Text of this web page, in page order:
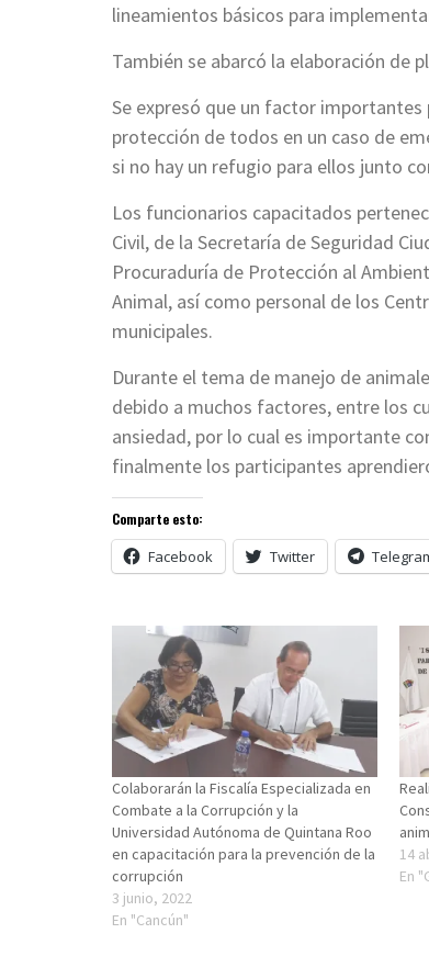
lineamientos básicos para
También se abarcó la elaboración de
Se expresó que un factor
protección de todos en un caso de
si no hay un refugio para ellos junto
Los funcionarios capacitados
Civil, de la Secretaría de Seguridad
Procuraduría de Protección al
Animal, así como personal de los
municipales.
Durante el tema de manejo de
debido a muchos factores, entre los
ansiedad, por lo cual es importante
finalmente los participantes
Comparte esto:
Facebook Twitter
Colaborarán la Fiscalía Especializada en
Combate a la Corrupción y la
Universidad Autónoma de Quintana Roo
en capacitación para la prevención de la
corrupción
3 junio, 2022
En "Cancún"
14
En